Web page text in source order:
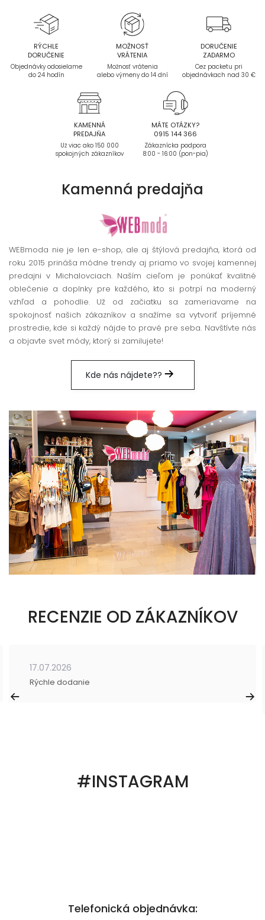
RÝCHLE
DORUČENIE
Objednávky odosielame
do 24 hodín
MOŽNOSŤ
VRÁTENIA
Možnosť vrátenia
alebo výmeny do 14 dní
DORUČENIE
ZADARMO
Cez packetu pri
objednávkach nad 30 €
KAMENNÁ
PREDAJŇA
Už viac ako 150 000
spokojných zákazníkov
MÁTE OTÁZKY?
0915 144 366
Zákaznícka podpora
8:00 - 16:00 (pon-pia)
Kamenná predajňa
WEBmoda nie je len e-shop, ale aj štýlová predajňa, ktorá od
roku 2015 prináša módne trendy aj priamo vo svojej kamennej
predajni v Michalovciach. Naším cieľom je ponúkať kvalitné
oblečenie a doplnky pre každého, kto si potrpí na moderný
vzhľad a pohodlie. Už od začiatku sa zameriavame na
spokojnosť našich zákazníkov a snažíme sa vytvoriť príjemné
prostredie, kde si každý nájde to pravé pre seba. Navštívte nás
a objavte svet módy, ktorý si zamilujete!
Kde nás nájdete??
RECENZIE OD ZÁKAZNÍKOV
17.07.2026
Rýchle dodanie
#INSTAGRAM
Telefonická objednávka: